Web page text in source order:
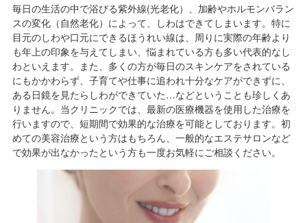
毎日の生活の中で浴びる紫外線(光老化）、加齢やホルモンバラン
スの変化（自然老化）によって、しわはできてしまいます。特に
目元のしわや口元にできるほうれい線は、周りに実際の年齢より
も年上の印象を与えてしまい、悩まれている方も多い代表的なし
わといえます。また、多くの方が毎日のスキンケアをされている
にもかかわらず、子育てや仕事に追われ十分なケアができずに、
ある日鏡を見たらしわができていた…などということも珍しくあ
りません。当クリニックでは、最新の医療機器を使用した治療を
行いますので、短期間で効果的な治療を可能としております。初
めての美容治療という方はもちろん、一般的なエステサロンなど
で効果が出なかったという方も一度お気軽にご相談ください。